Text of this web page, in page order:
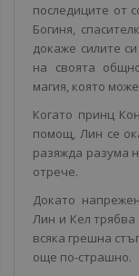
последиците от
Богиня,
докаже силите
на своята
магия, която
Когато принц
помощ, Лин се
разяжда разума
отрече.
Докато
Лин и Кел трябва
всяка грешна
още по-страшно.